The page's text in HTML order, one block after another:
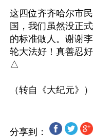
这四位齐齐哈尔市
国，我们虽然没正
的标准做人。谢谢
轮大法好！真善忍
△
分享到：